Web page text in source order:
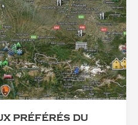
PRÉFÉRÉS DU